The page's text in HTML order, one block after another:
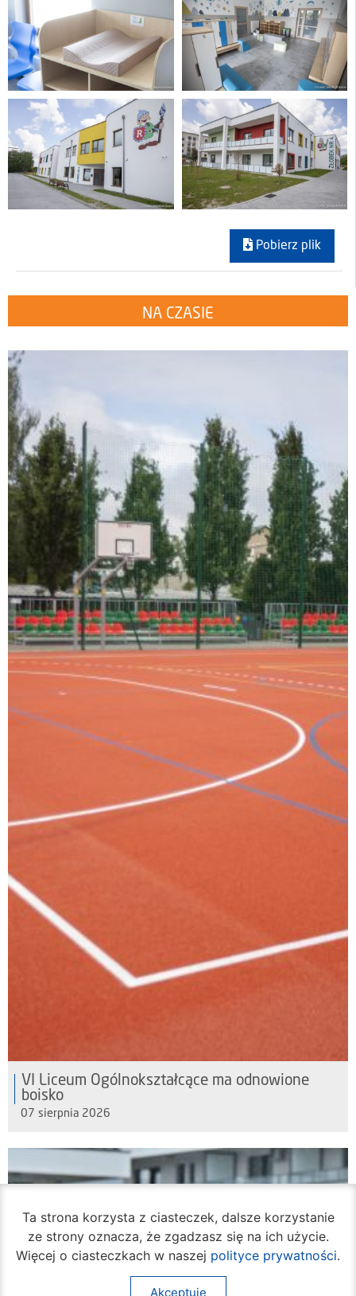
Pobierz plik
NA CZASIE
VI Liceum Ogólnokształcące ma odnowione
boisko
07 sierpnia 2026
Ta strona korzysta z ciasteczek, dalsze korzystanie
ze strony oznacza, że zgadzasz się na ich użycie.
Więcej o ciasteczkach w naszej polityce prywatności.
Akceptuję